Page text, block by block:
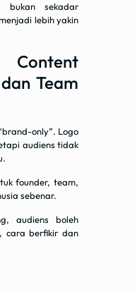
bukan sekadar
lebih yakin
Team
only”. Logo
audiens tidak
founder, team,
sebenar.
audiens boleh
cara berfikir dan